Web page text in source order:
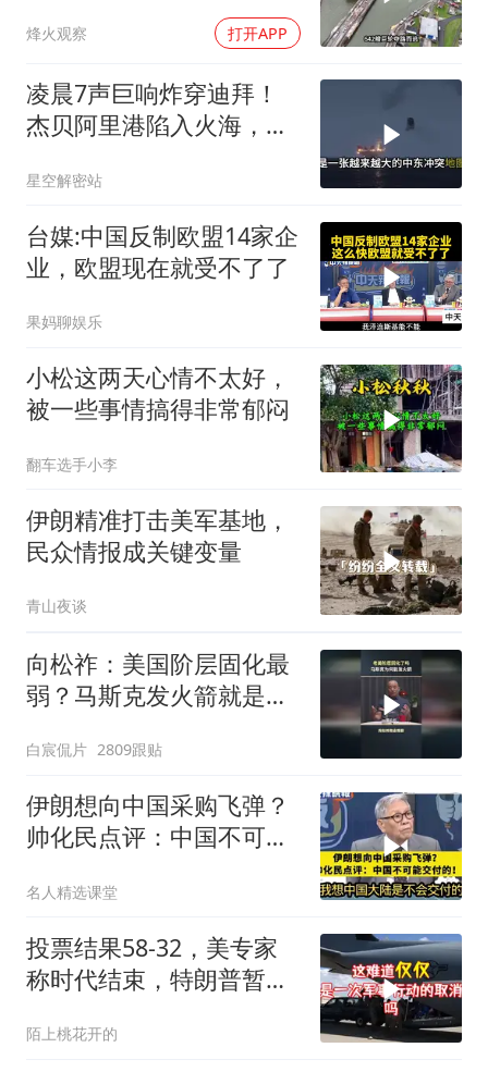
烽火观察 打开APP
凌晨7声巨响炸穿迪拜！
杰贝阿里港陷入火海，美
彻底心寒
星空解密站
台媒:中国反制欧盟14家企
业，欧盟现在就受不了了
果妈聊娱乐
小松这两天心情不太好，
被一些事情搞得非常郁闷
翻车选手小李
伊朗精准打击美军基地，
民众情报成关键变量
青山夜谈
向松祚：美国阶层固化最
弱？马斯克发火箭就是答
白宸侃片 2809跟贴
伊朗想向中国采购飞弹？
帅化民点评：中国不可能
名人精选课堂
投票结果58-32，美专家
称时代结束，特朗普暂不
陌上桃花开的